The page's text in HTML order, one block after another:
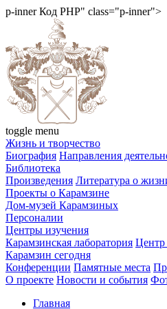
p-innerКод PHP" class="p-inner">
toggle menu
Жизнь и творчество
Биография Направления
Библиотека
Произведения Литература о
Проекты о Карамзине
Дом-музей Карамзиных
Персоналии
Центры изучения
Карамзинская лаборатория Центр
Карамзин сегодня
Конференции Памятные места
О проекте Новости и события
Главная